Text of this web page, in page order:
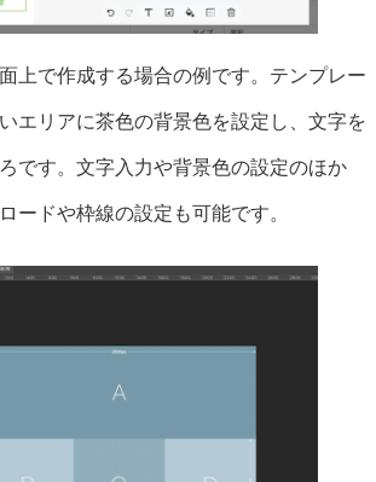
上で作成する場合の例です。テンプレー
エリアに茶色の背景色を設定し、文字を
です。文字入力や背景色の設定のほか
ードや枠線の設定も可能です。